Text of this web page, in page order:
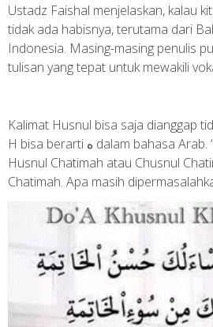
Ustadz Faishal menjelaskan, kalau
tidak ada habisnya, terutama dari
Indonesia. Masing-masing penulis
tulisan yang tepat untuk mewakili
Kalimat Husnul bisa saja dianggap
H bisa berarti ه dalam bahasa Arab. “Bisa saja saya menulis
Husnul Chatimah atau Chusnul
Chatimah. Apa masih